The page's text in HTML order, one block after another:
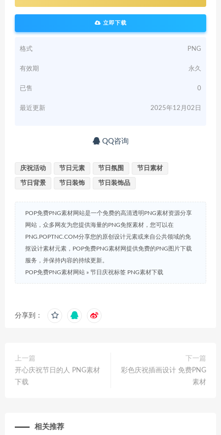
立即下载
格式 PNG
有效期 永久
已售 0
最近更新 2025年12月02日
QQ咨询
庆祝活动 节日元素 节日氛围 节日素材
节日背景 节日装饰 节日装饰品
POP免费PNG素材网站是一个免费的高清透明PNG素材资源分享
网站，众多网友为您提供海量的PNG免抠素材，您可以在
PNG.POPTNC.COM分享您的原创设计元素或来自公共领域的免
抠设计素材元素，POP免费PNG素材网提供免费的PNG图片下载
服务，并保持内容的持续更新。
POP免费PNG素材网站 » 节日庆祝标签 PNG素材下载
分享到：
上一篇
开心庆祝节日的人 PNG素材
下载
下一篇
彩色庆祝插画设计 免费PNG
素材
相关推荐